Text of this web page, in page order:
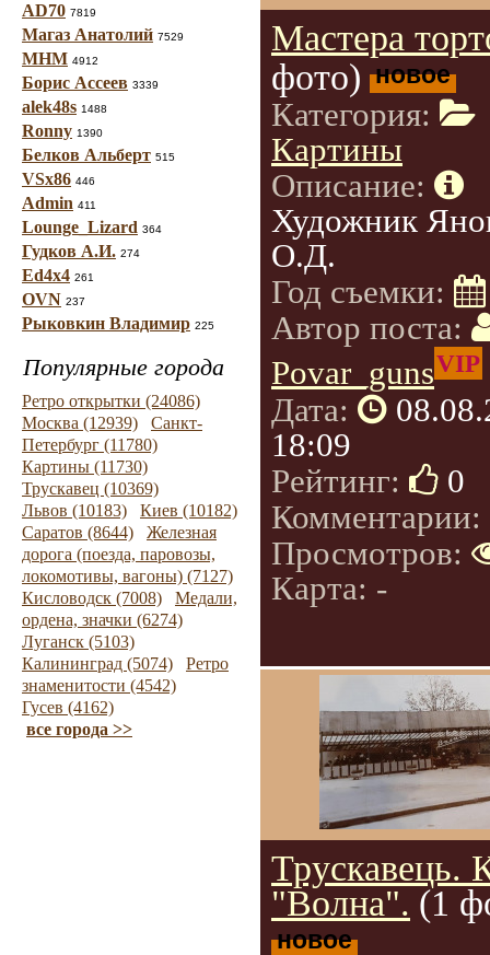
AD70 7819
Магаз Анатолий 7529
МНМ 4912
Борис Ассеев 3339
alek48s 1488
Ronny 1390
Белков Альберт 515
VSx86 446
Admin 411
Lounge_Lizard 364
Гудков А.И. 274
Ed4x4 261
OVN 237
Рыковкин Владимир 225
Популярные города
Ретро открытки (24086)
Москва (12939)
Санкт-
Петербург (11780)
Картины (11730)
Трускавец (10369)
Львов (10183)
Киев (10182)
Саратов (8644)
Железная
дорога (поезда, паровозы,
локомотивы, вагоны) (7127)
Кисловодск (7008)
Медали,
ордена, значки (6274)
Луганск (5103)
Калининград (5074)
Ретро
знаменитости (4542)
Гусев (4162)
все города >>
Мастера
фото) новое
Категория:
Картины
Описание:
Художник
О.Д.
Год съемки:
Автор поста:
Povar_gunsVIP
Дата:
18:09
Рейтинг:
0
Комментарии:
Просмотров:
Карта: -
Трускавець.
"Волна". (1
новое